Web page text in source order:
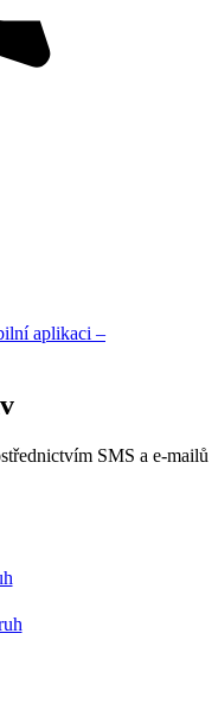
aplikaci –
SMS a e-mailů